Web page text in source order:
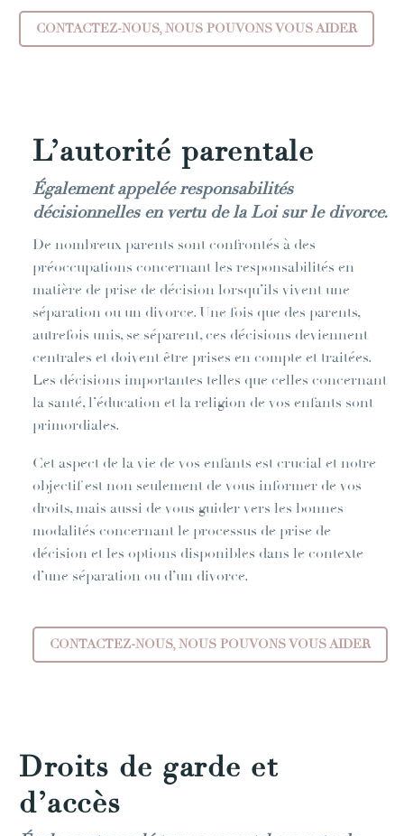
CONTACTEZ-NOUS, NOUS POUVONS VOUS AIDER
L’autorité parentale
Également appelée responsabilités
décisionnelles en vertu de la Loi sur le divorce.
De nombreux parents sont confrontés à des
préoccupations concernant les responsabilités en
matière de prise de décision lorsqu’ils vivent une
séparation ou un divorce. Une fois que des parents,
autrefois unis, se séparent, ces décisions deviennent
centrales et doivent être prises en compte et traitées.
Les décisions importantes telles que celles concernant
la santé, l’éducation et la religion de vos enfants sont
primordiales.
Cet aspect de la vie de vos enfants est crucial et notre
objectif est non seulement de vous informer de vos
droits, mais aussi de vous guider vers les bonnes
modalités concernant le processus de prise de
décision et les options disponibles dans le contexte
d’une séparation ou d’un divorce.
CONTACTEZ-NOUS, NOUS POUVONS VOUS AIDER
Droits de garde et
d’accès